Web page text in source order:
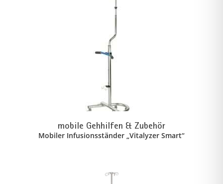
mobile Gehhilfen & Zubehör
Mobiler Infusionsständer „Vitalyzer Smart“